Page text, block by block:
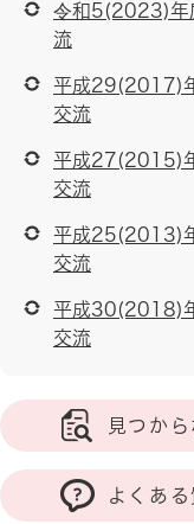
令和5(2023)年
流
平成29(2017)
交流
平成27(2015)
交流
平成25(2013)
交流
平成30(2018)
交流
見つか
よくあ